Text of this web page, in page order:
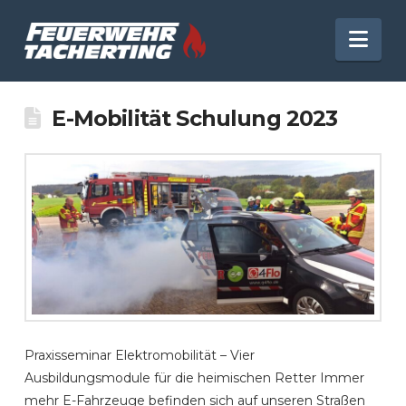
E-Mobilität Schulung 2023
Praxisseminar Elektromobilität – Vier
Ausbildungsmodule für die heimischen Retter Immer
mehr E-Fahrzeuge befinden sich auf unseren Straßen